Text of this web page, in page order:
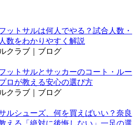
ットサルは何人でやる？試合人数・
数をわかりやすく解説
クラブ｜ブログ
ットサルとサッカーのコート・ルー
ロが教える安心の選び方
クラブ｜ブログ
ルシューズ、何を買えばいい？奈良